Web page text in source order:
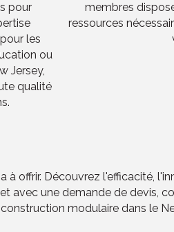
pour
les
ou
Jersey,
qualité
membres
ressources
offrir. Découvrez l'efficacité,
avec une demande de devis,
modulaire dans le